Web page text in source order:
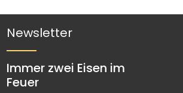
Newsletter
Immer zwei Eisen im
Feuer